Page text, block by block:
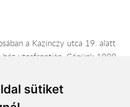
sütiket
a Kazinczy utca 19. alatt
utcafrontján. Cégünk 1999.
azon belül is az egyedi,
Csak minőségi vágott és
kiegészítőkkel dolgozunk. A